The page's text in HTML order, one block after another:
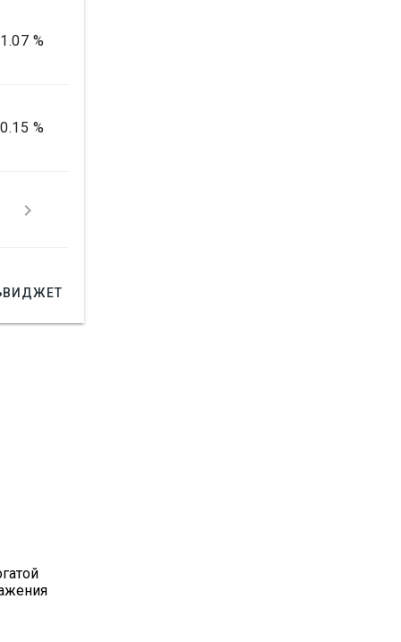
1.07 %
0.15 %

ВИДЖЕТ